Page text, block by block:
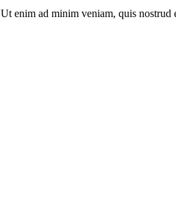
enim ad minim veniam, quis